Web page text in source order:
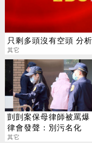
只剩多頭沒有空頭 分
其它
剴剴案保母律師被罵爆
律會發聲：別污名化
其它